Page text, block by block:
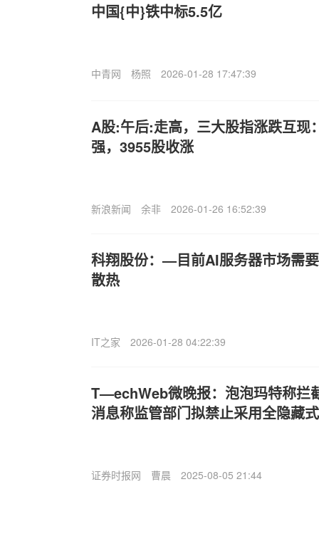
中国{中}铁中标5.5亿
中青网 杨照 2026-01-28 17:47:39
A股:午后:走高，三大股指涨跌互现
强，3955股收涨
新浪新闻 余非 2026-01-26 16:52:39
科翔股份：—目前AI服务器市场需
散热
IT之家 2026-01-28 04:22:39
T—echWeb微晚报：泡泡玛特称拦
消息称监管部门拟禁止采用全隐藏
证券时报网 曹晨 2025-08-05 21:44